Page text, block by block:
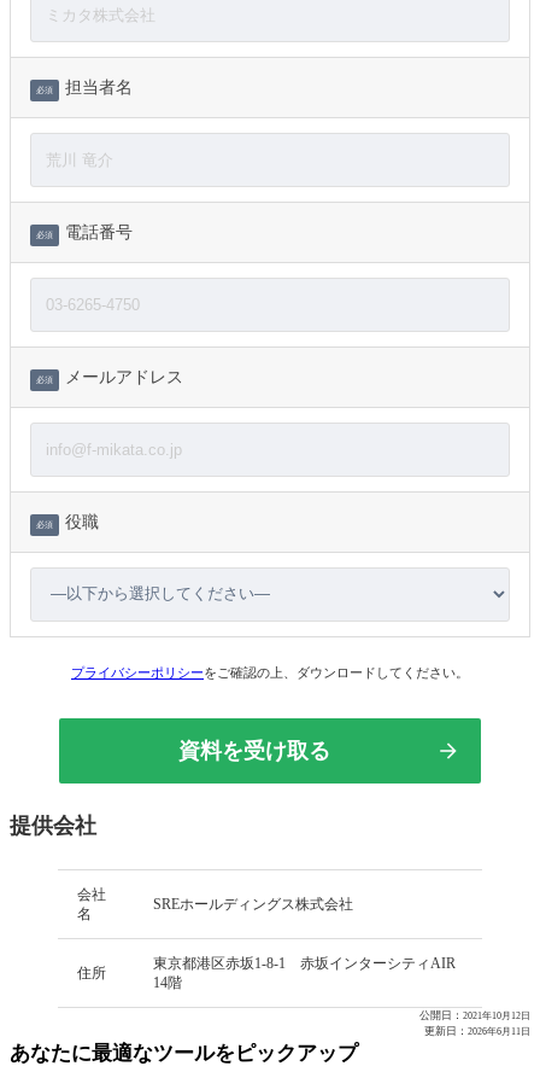
必須 担当者名
必須 電話番号
必須 メールアドレス
必須 役職
プライバシーポリシーをご確認の上、ダウンロードしてください。
提供会社
会社
名
SREホールディングス株式会社
住所
東京都港区赤坂1-8-1 赤坂インターシティAIR
14階
公開日： 2021年10月12日
更新日： 2026年6月11日
あなたに最適なツールをピックアップ